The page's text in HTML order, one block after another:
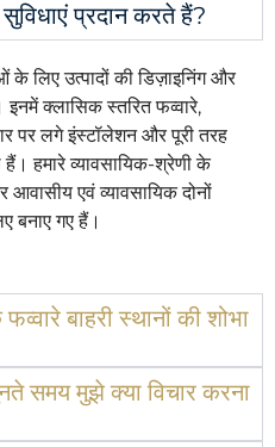
प्रदान करते हैं?
लिए उत्पादों की डिज़ाइनिंग और
क्लासिक स्तरित फव्वारे,
पर लगे इंस्टॉलेशन और पूरी तरह
हमारे व्यावसायिक-श्रेणी के
एवं व्यावसायिक दोनों
बनाए गए हैं।
बाहरी स्थानों की शोभा
समय मुझे क्या विचार करना